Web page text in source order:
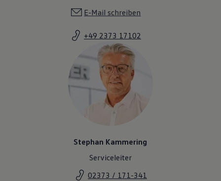
E-Mail schreiben
+49 2373 17102
Stephan Kammering
Serviceleiter
02373 / 171-341